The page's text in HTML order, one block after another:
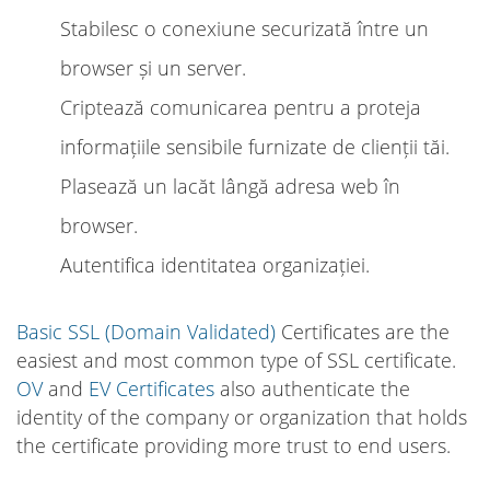
Stabilesc o conexiune securizată între un
browser și un server.
Criptează comunicarea pentru a proteja
informațiile sensibile furnizate de clienții tăi.
Plasează un lacăt lângă adresa web în
browser.
Autentifica identitatea organizației.
Basic SSL (Domain Validated) Certificates are the
easiest and most common type of SSL certificate.
OVand EV Certificates also authenticate the
identity of the company or organization that holds
the certificate providing more trust to end users.